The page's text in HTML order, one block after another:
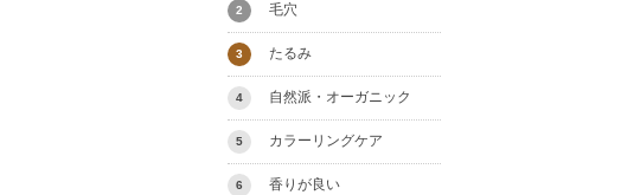
2 毛穴
3 たるみ
4 自然派・オーガニック
5 カラーリングケア
6 香りが良い